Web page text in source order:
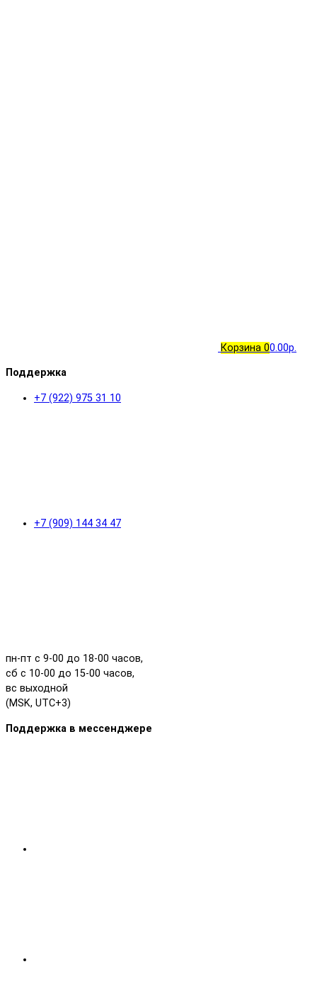
Корзина 00.00р.
Поддержка
+7 (922) 975 31 10
+7 (909) 144 34 47
пн-пт с 9-00 до 18-00 часов,
сб с 10-00 до 15-00 часов,
вс выходной
(MSK, UTC+3)
Поддержка в мессенджере